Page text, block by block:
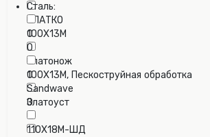
ЗЛАТКО
0
Златонож
0
Златоуст
0
Сталь:
100Х13М
0
100Х13М, Пескоструйная обработка
Sandwave
0
110Х18М-ШД